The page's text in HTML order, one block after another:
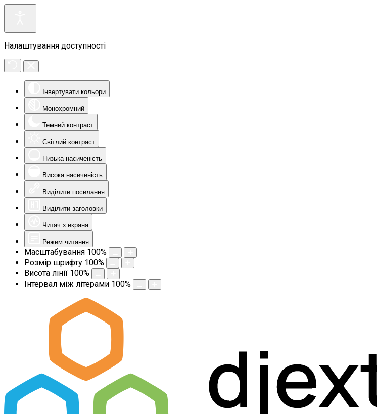
Налаштування доступності
Інвертувати кольори
Монохромний
Темний контраст
Світлий контраст
Низька насиченість
Висока насиченість
Виділити посилання
Виділити заголовки
Читач з екрана
Режим читання
Масштабування 100%
Розмір шрифту 100%
Висота лінії 100%
Інтервал між літерами 100%